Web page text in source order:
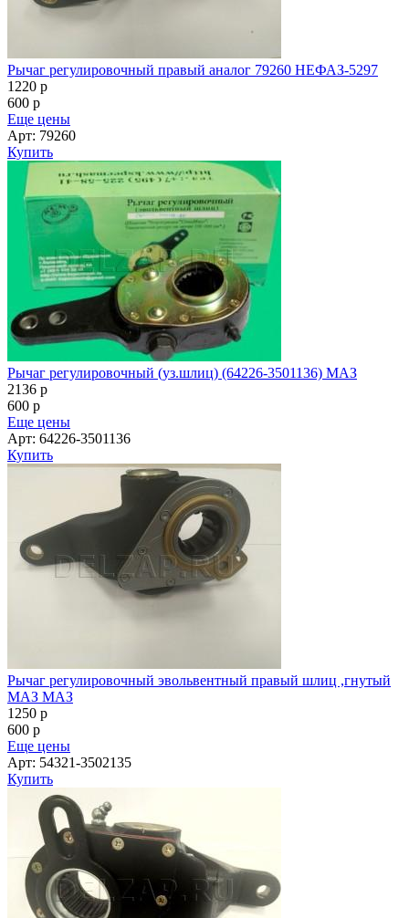
Рычаг регулировочный правый аналог 79260 НЕФАЗ-5297
1220 p
600 p
Еще цены
Арт: 79260
Купить
Рычаг регулировочный (уз.шлиц) (64226-3501136) МАЗ
2136 p
600 p
Еще цены
Арт: 64226-3501136
Купить
Рычаг регулировочный эвольвентный правый шлиц ,гнутый
МАЗ МАЗ
1250 p
600 p
Еще цены
Арт: 54321-3502135
Купить